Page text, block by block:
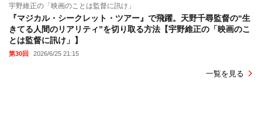
宇野維正の「映画のことは監督に訊け」
『マジカル・シークレット・ツアー』で飛躍。天野千尋監督の“生
きてる人間のリアリティ”を切り取る方法【宇野維正の「映画のこ
とは監督に訊け」】
第30回 2026/6/25 21:15
一覧を見る